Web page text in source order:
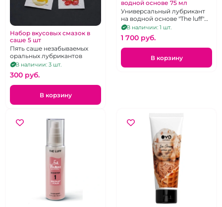
Набор вкусовых смазок в
саше 5 шт
Пять саше незабываемых
оральных лубрикантов
В наличии: 3 шт.
300 pуб.
В корзину
водной основе 75 мл
Универсальный лубрикант
на водной основе "The luff"
tantra
В наличии: 1 шт.
1 700 pуб.
В корзину